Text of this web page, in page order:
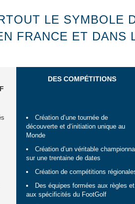
LE SYMBOLE
FRANCE ET DANS
DES COMPÉTITIONS
Création d’une tournée de
découverte et d’initiation unique au
Monde
Création d’un véritable
sur une trentaine de dates
Création de compétitions
Des équipes formées aux règles et
aux spécificités du FootGolf